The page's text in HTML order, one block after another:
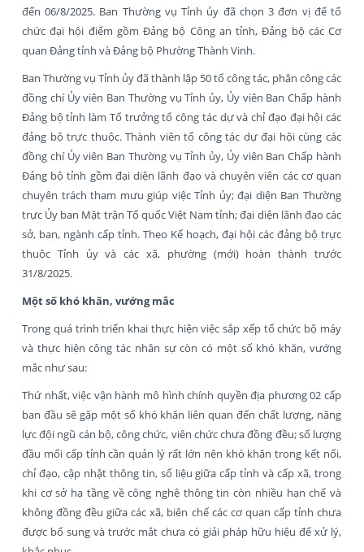
đến 06/8/2025. Ban Thường vụ Tỉnh ủy đã chọn 3 đơn vị để tổ
chức đại hội điểm gồm Đảng bộ Công an tỉnh, Đảng bộ các Cơ
quan Đảng tỉnh và Đảng bộ Phường Thành Vinh.
Ban Thường vụ Tỉnh ủy đã thành lập 50 tổ công tác, phân công các
đồng chí Ủy viên Ban Thường vụ Tỉnh ủy, Ủy viên Ban Chấp hành
Đảng bộ tỉnh làm Tổ trưởng tổ công tác dự và chỉ đạo đại hội các
đảng bộ trực thuộc. Thành viên tổ công tác dự đại hội cùng các
đồng chí Ủy viên Ban Thường vụ Tỉnh ủy, Ủy viên Ban Chấp hành
Đảng bộ tỉnh gồm đại diện lãnh đạo và chuyên viên các cơ quan
chuyên trách tham mưu giúp việc Tỉnh ủy; đại diện Ban Thường
trực Ủy ban Mặt trận Tổ quốc Việt Nam tỉnh; đại diện lãnh đạo các
sở, ban, ngành cấp tỉnh. Theo Kế hoạch, đại hội các đảng bộ trực
thuộc Tỉnh ủy và các xã, phường (mới) hoàn thành trước
31/8/2025.
Một số khó khăn, vướng mắc
Trong quá trình triển khai thực hiện việc sắp xếp tổ chức bộ máy
và thực hiện công tác nhân sự còn có một số khó khăn, vướng
mắc như sau:
Thứ nhất, việc vận hành mô hình chính quyền địa phương 02 cấp
ban đầu sẽ gặp một số khó khăn liên quan đến chất lượng, năng
lực đội ngũ cán bộ, công chức, viên chức chưa đồng đều; số lượng
đầu mối cấp tỉnh cần quản lý rất lớn nên khó khăn trong kết nối,
chỉ đạo, cập nhật thông tin, số liệu giữa cấp tỉnh và cấp xã, trong
khi cơ sở hạ tầng về công nghệ thông tin còn nhiều hạn chế và
không đồng đều giữa các xã, biên chế các cơ quan cấp tỉnh chưa
được bổ sung và trước mắt chưa có giải pháp hữu hiệu để xử lý,